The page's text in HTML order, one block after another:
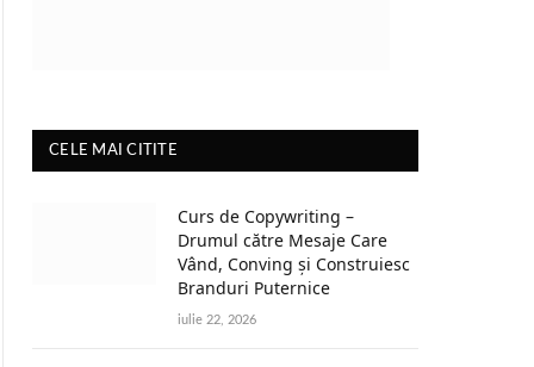
CELE MAI CITITE
Curs de Copywriting –
Drumul către Mesaje Care
Vând, Conving și Construiesc
Branduri Puternice
iulie 22, 2026